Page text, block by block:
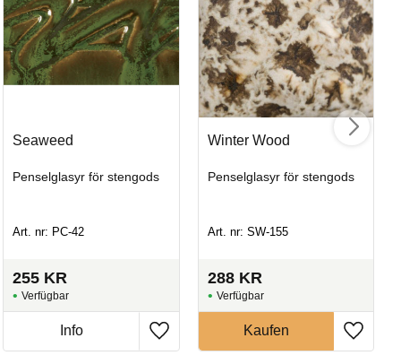
Seaweed
Penselglasyr för stengods
Art. nr: PC-42
255 KR
Winter Wood
Penselglasyr för stengods
Art. nr: SW-155
288 KR